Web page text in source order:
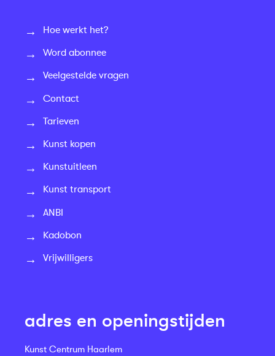
Hoe werkt het?
Word abonnee
Veelgestelde vragen
Contact
Tarieven
Kunst kopen
Kunstuitleen
Kunst transport
ANBI
Kadobon
Vrijwilligers
adres en openingstijden
Kunst Centrum Haarlem